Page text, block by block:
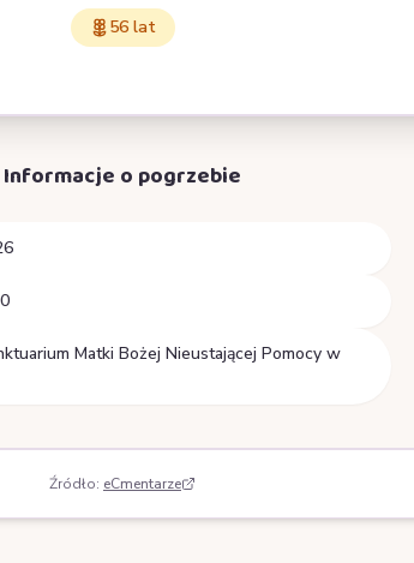
56 lat
Informacje o pogrzebie
Matki Bożej Nieustającej Pomocy w
Źródło: eCmentarze